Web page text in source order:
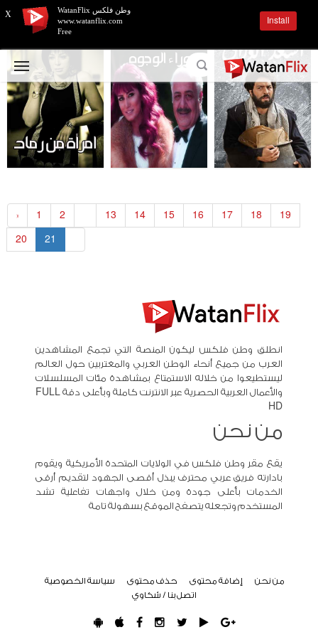
« 1 2 13 14 15 16 17 18
19
20
21
X
وطن فلكس WatanFlix
www.watanflix.com
Free
Install
انطلق وطن فلكس ليكون المنصة التي تجمع المشاهدين
العرب من جميع أنحاء الوطن العربي والمغتربين حول العالم
ليستطيعوا من خلاله الاستمتاع بمشاهدة مئات المسلسلات
والأعمال العربية الحصرية عبر الانترنت كاملة وبأعلى دقة FULL
HD
من نحن
يقع مقر وطن فلكس في الولايات المتحدة الأمريكية ويقوم
بادارته فريق عربي محترف يبذل أقصى الجهود لتقديم أرقى
الخدمات بأعلى جودة ومن خلال واجهات تفاعلية تشد
المستخدم وتجعله يتصفح الموقع بسهولة تامة
من نحن إضافة محتوى حذف محتوى
سياسة الخصوصية
اتصل بنا / شكاوي